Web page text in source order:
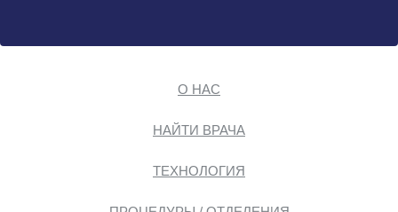
О НАС
НАЙТИ ВРАЧА
ТЕХНОЛОГИЯ